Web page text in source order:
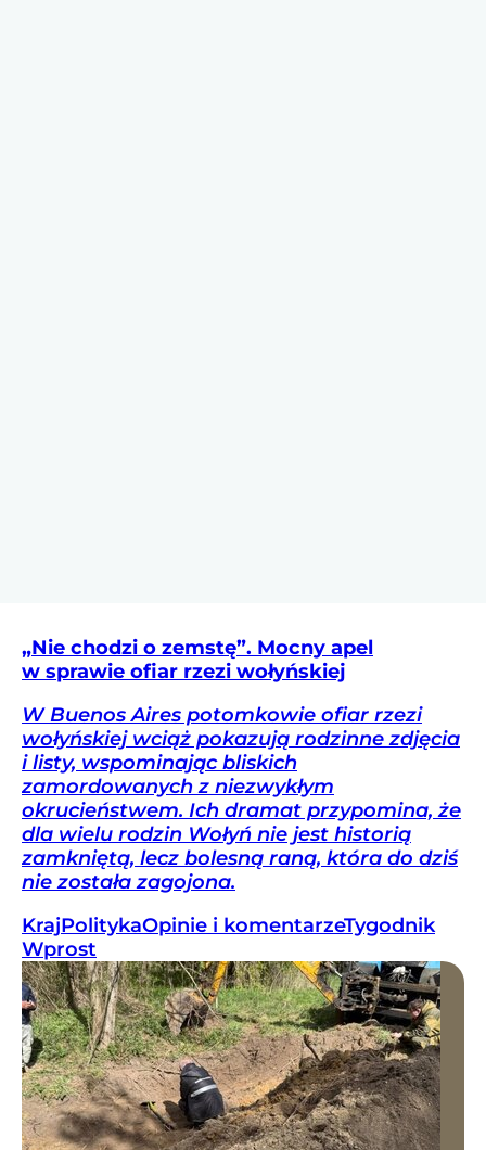
„Nie chodzi o zemstę”. Mocny apel
w sprawie ofiar rzezi wołyńskiej
W Buenos Aires potomkowie ofiar rzezi
wołyńskiej wciąż pokazują rodzinne zdjęcia
i listy, wspominając bliskich
zamordowanych z niezwykłym
okrucieństwem. Ich dramat przypomina, że
dla wielu rodzin Wołyń nie jest historią
zamkniętą, lecz bolesną raną, która do dziś
nie została zagojona.
KrajPolitykaOpinie i komentarzeTygodnik
Wprost